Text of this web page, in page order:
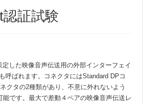
証試験
した映像音声伝送用の外部インターフェイ
呼ばれます。コネクタにはStandard DPコ
クタの2種類があり、不意に外れないよう
能です。最大で差動４ペアの映像音声伝送レ